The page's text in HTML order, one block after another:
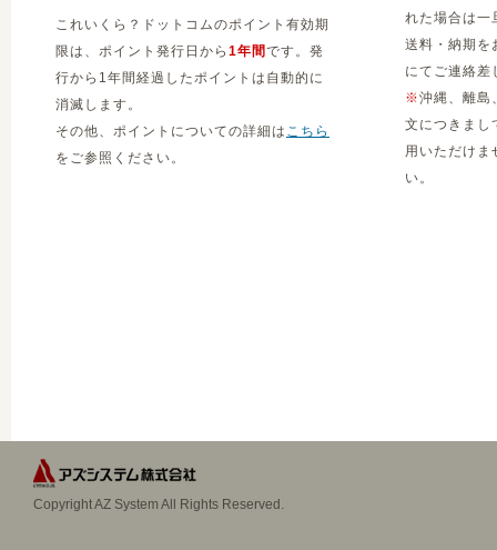
これいくら？ドットコムのポイント有効期
限は、ポイント発行日から 1年間です。発
行から1年間経過したポイントは自動的に
消滅します。
その他、ポイントについての詳細は こちら
をご参照ください。
れた場合は一
送料・納期を
にてご連絡差
※沖縄、離島
文につきまし
用いただけま
い。
Copyright AZ System All Rights Reserved.